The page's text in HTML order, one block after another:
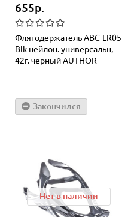
655р.
Флягодержатель ABC-LR05
Blk нейлон. универсальн,
42г. черный AUTHOR
Закончился
Нет в наличии